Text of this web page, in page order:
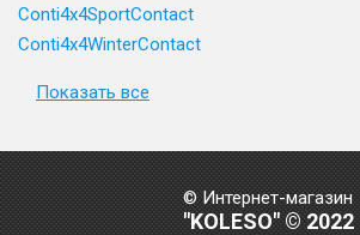
Conti4x4SportContact
Conti4x4WinterContact
Показать все
© Интернет-магазин
"KOLESO" © 2022